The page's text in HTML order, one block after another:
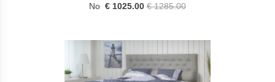
No € 1025.00 € 1285.00